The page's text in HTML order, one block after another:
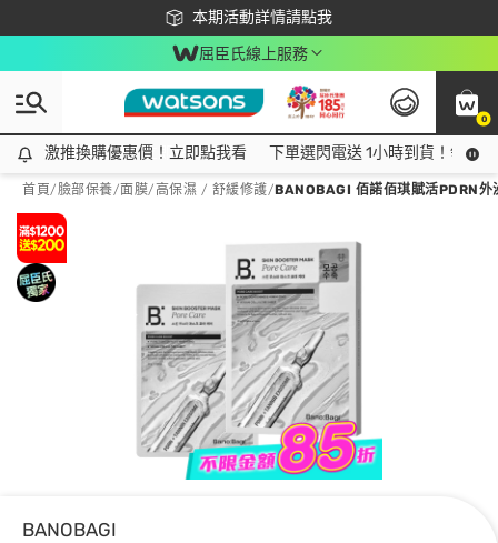
本期活動詳情請點我
下載app最高回饋$350
屈臣氏線上服務
0
激推換購優惠價！立即點我看
激推換購優惠價！立即點我看 下單選閃電送 1小時到貨！領神
首頁/臉部保養/面膜/ 高保濕 / 舒緩修護/BANOBAGI 佰諾佰琪賦活PDRN外
BANOBAGI